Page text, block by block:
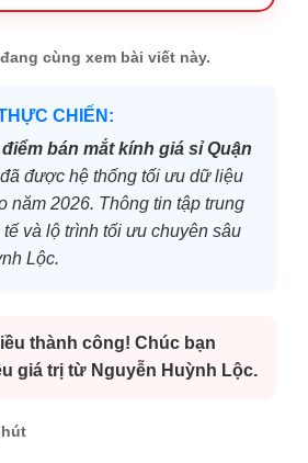
cùng xem bài viết này.
CHIẾN:
bán mắt kính giá sỉ Quận
đã được hệ thống tối ưu dữ liệu
năm 2026. Thông tin tập trung
và lộ trình tối ưu chuyên sâu
Lộc.
thành công! Chúc bạn
giá trị từ Nguyễn Huỳnh Lộc.